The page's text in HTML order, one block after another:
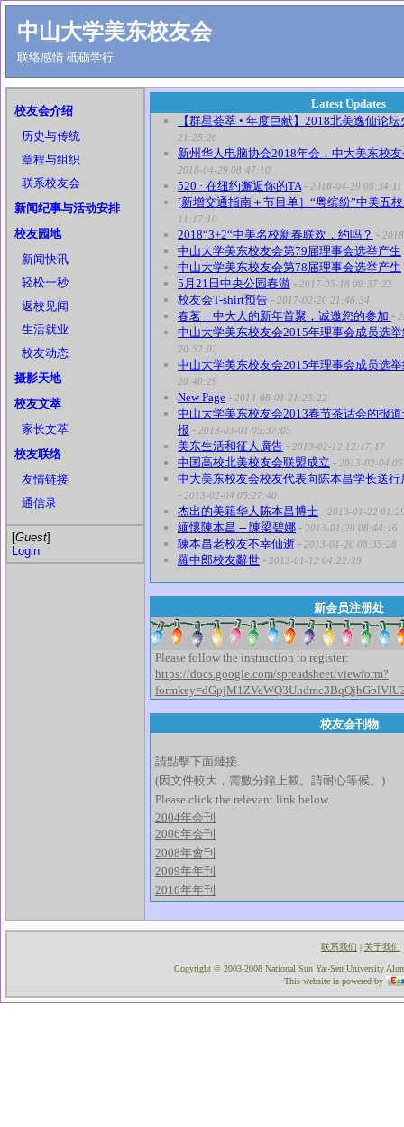
中山大学美东校友会
联络感情 砥砺学行
校友会介绍
历史与传统
章程与组织
联系校友会
新闻纪事与活动安排
校友园地
新闻快讯
轻松一秒
返校见闻
生活就业
校友动态
摄影天地
校友文萃
家长文萃
校友联络
友情链接
通信录
[Guest]
Login
Latest Updates
【群星荟萃 • 年度巨献】2018北美逸仙论
21:25:28
新州华人电脑协会2018年会，中大美东校
2018-04-29 08:47:10
520 · 在纽约邂逅你的TA - 2018-04-29 08:34:11
[新增交通指南＋节目单］“粤缤纷”中美五
11:17:10
2018“3+2“中美名校新春联欢，约吗？ -
中山大学美东校友会第79届理事会选举产生
中山大学美东校友会第78届理事会选举产生
5月21日中央公园春游 - 2017-05-18 09:37:23
校友会T-shirt预告 - 2017-02-20 21:46:34
春茗｜中大人的新年首聚，诚邀您的参加 -
中山大学美东校友会2015年理事会成员选
20:52:02
中山大学美东校友会2015年理事会成员选
20:40:29
New Page - 2014-08-01 21:23:22
中山大学美东校友会2013春节茶话会的报
报 - 2013-03-01 05:37:05
美东生活和征人廣告 - 2013-02-12 12:17:17
中国高校北美校友会联盟成立 - 2013-02-04
中大美东校友会校友代表向陈本昌学长送
- 2013-02-04 05:27:40
杰出的美籍华人陈本昌博士 - 2013-01-22
緬懷陳本昌 -- 陳梁碧娜 - 2013-01-20 08:44:16
陳本昌老校友不幸仙逝 - 2013-01-20 08:35:28
羅中郎校友辭世 - 2013-01-12 04:22:39
新会员注册处
Please follow the instruction to register:
https://docs.google.com/spreadsheet/viewform?
校友会刊物
請點擊下面鏈接.
(因文件較大，需數分鐘上載。請耐心等候。)
Please click the relevant link below.
2004年会刊
2006年会刊
2008年會刊
2009年年刊
2010年年刊
联系我们 | 关于我们
Copyright © 2003-2008 National Sun Yat-Sen University
This website is powered by